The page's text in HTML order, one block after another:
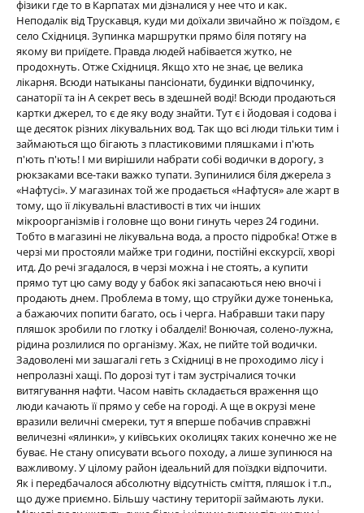
фізики где то в Карпатах ми дізналися у нее что и как.
Неподалік від Трускавця, куди ми доїхали звичайно ж поїздом, є
село Східниця. Зупинка маршрутки прямо біля потягу на
якому ви приїдете. Правда людей набівается жутко, не
продохнуть. Отже Східниця. Якщо хто не знає, це велика
лікарня. Всюди натыканы пансіонати, будинки відпочинку,
санаторії та ін А секрет весь в здешней воді! Всюди продаються
картки джерел, то є де яку воду знайти. Тут є і йодовая і содова і
ще десяток різних лікувальних вод. Так що всі люди тільки тим і
займаються що бігають з пластиковими пляшками і п'ють
п'ють п'ють! І ми вирішили набрати собі водички в дорогу, з
рюкзаками все-таки важко тупати. Зупинилися біля джерела з
«Нафтусі». У магазинах той же продається «Нафтуся» але жарт в
тому, що її лікувальні властивості в тих чи інших
мікроорганізмів і головне що вони гинуть через 24 години.
Тобто в магазині не лікувальна вода, а просто підробка! Отже в
черзі ми простояли майже три години, постійні екскурсії, хворі
итд. До речі згадалося, в черзі можна і не стоять, а купити
прямо тут цю саму воду у бабок які запасаються нею вночі і
продають днем. Проблема в тому, що струйки дуже тоненька,
а бажаючих попити багато, ось і черга. Набравши таки пару
пляшок зробили по глотку і обалделі! Вонючая, солено-лужна,
рідина розлилися по організму. Жах, не пийте той водички.
Задоволені ми зашагалі геть з Східниці в не проходимо лісу і
непролазні хащі. По дорозі тут і там зустрічалися точки
витягування нафти. Часом навіть складається враження що
люди качають її прямо у себе на городі. А ще в окрузі мене
вразили величні смереки, тут я вперше побачив справжні
величезні «ялинки», у київських околицях таких конечно же не
буває. Не стану описувати всього походу, а лише зупинюся на
важливому. У цілому район ідеальний для поїздки відпочити.
Як і передбачалося абсолютну відсутність сміття, пляшок і т.п.,
що дуже приємно. Більшу частину території займають луки.